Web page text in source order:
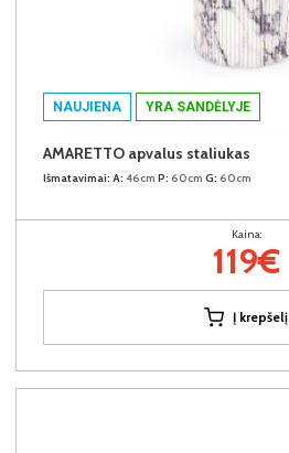
NAUJIENA YRA SANDĖLYJE
AMARETTO apvalus staliukas
Išmatavimai: A: 46cm P: 60cm G: 60cm
Kaina:
119€
Į krepšelį